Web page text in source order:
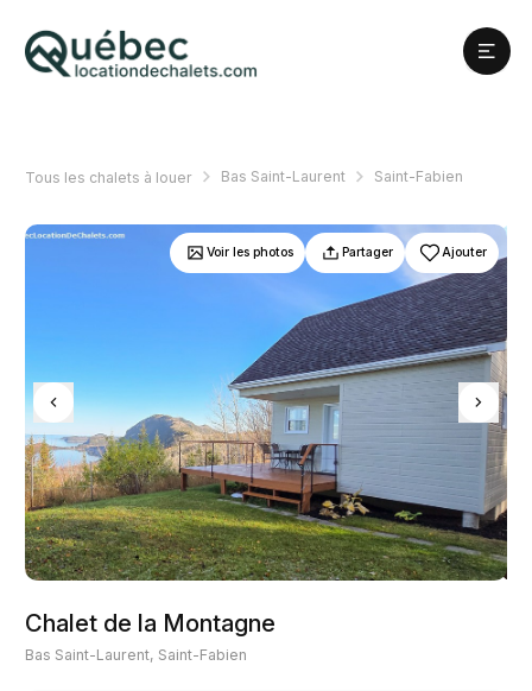
Tous les chalets à louer Bas Saint-Laurent Saint-Fabien
Chalet de la Montagne
Bas Saint-Laurent, Saint-Fabien
Voir les photos Partager Ajouter